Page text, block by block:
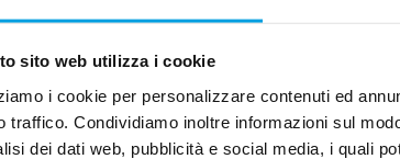
sito web utilizza i cookie
i cookie per personalizzare contenuti ed
traffico. Condividiamo inoltre informazioni sul
dei dati web, pubblicità e social media, i quali
AIRE